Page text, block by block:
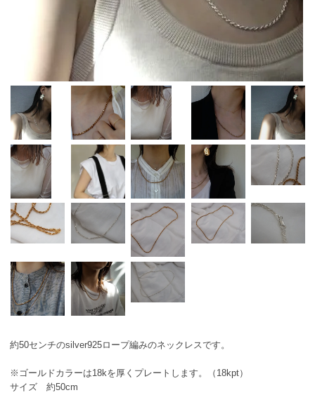
約50センチのsilver925ロープ編みのネックレスです。
※ゴールドカラーは18kを厚くプレートします。（18kpt）
サイズ 約50cm